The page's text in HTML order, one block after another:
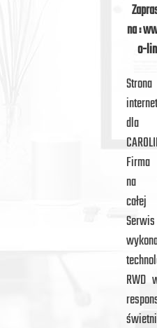
na :
o-
Strona
dla
na
całej
Serwis
RWD